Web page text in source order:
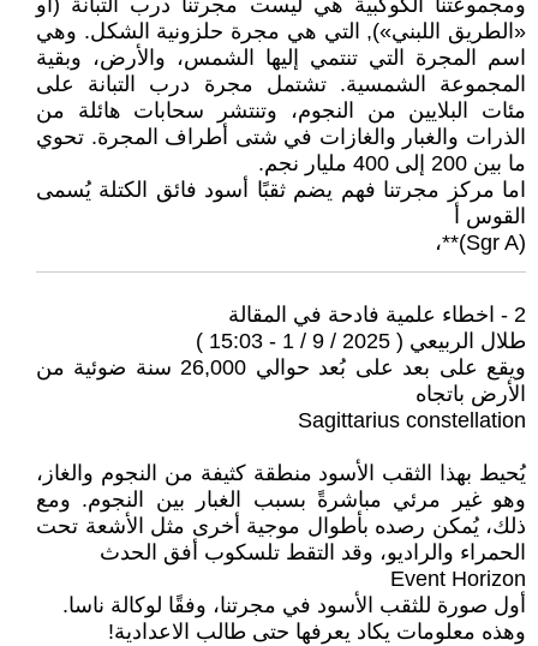
ومجموعتنا الكوكبية هي ليست مجرتنا درب التبانة (أو
«الطريق اللبني»), التي هي مجرة حلزونية الشكل. وهي
اسم المجرة التي تنتمي إليها الشمس، والأرض، وبقية
المجموعة الشمسية. تشتمل مجرة درب التبانة على
مئات البلايين من النجوم، وتنتشر سحابات هائلة من
الذرات والغبار والغازات في شتى أطراف المجرة. تحوي
ما بين 200 إلى 400 مليار نجم.
اما مركز مجرتنا فهم يضم ثقبًا أسود فائق الكتلة يُسمى
القوس أ
(Sgr A)**،
2 - اخطاء علمية فادحة في المقالة
طلال الربيعي ( 2025 / 9 / 1 - 15:03 )
ويقع على بعد على بُعد حوالي 26,000 سنة ضوئية من
الأرض باتجاه
Sagittarius constellation
يُحيط بهذا الثقب الأسود منطقة كثيفة من النجوم والغاز،
وهو غير مرئي مباشرةً بسبب الغبار بين النجوم. ومع
ذلك، يُمكن رصده بأطوال موجية أخرى مثل الأشعة تحت
الحمراء والراديو، وقد التقط تلسكوب أفق الحدث
Event Horizon
أول صورة للثقب الأسود في مجرتنا، وفقًا لوكالة ناسا.
وهذه معلومات يكاد يعرفها حتى طالب الاعدادية!